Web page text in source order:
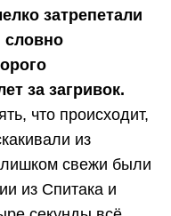
затрепетали
словно
за загривок.
что происходит,
из
свежи были
из Спитака и